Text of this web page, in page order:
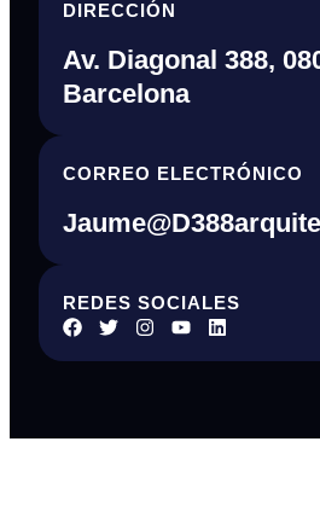
DIRECCIÓN
Av. Diagonal 388,
Barcelona
CORREO ELECTRÓNICO
REDES SOCIALES